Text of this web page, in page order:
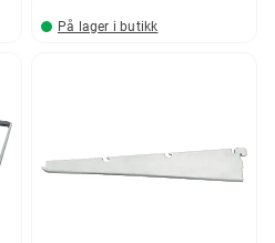
På lager i butikk